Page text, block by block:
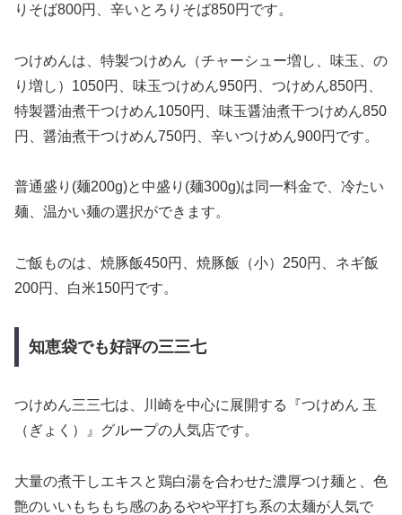
りそば800円、辛いとろりそば850円です。
つけめんは、特製つけめん（チャーシュー増し、味玉、の
り増し）1050円、味玉つけめん950円、つけめん850円、
特製醤油煮干つけめん1050円、味玉醤油煮干つけめん850
円、醤油煮干つけめん750円、辛いつけめん900円です。
普通盛り(麺200g)と中盛り(麺300g)は同一料金で、冷たい
麺、温かい麺の選択ができます。
ご飯ものは、焼豚飯450円、焼豚飯（小）250円、ネギ飯
200円、白米150円です。
知恵袋でも好評の三三七
つけめん三三七は、川崎を中心に展開する『つけめん 玉
（ぎょく）』グループの人気店です。
大量の煮干しエキスと鶏白湯を合わせた濃厚つけ麺と、色
艶のいいもちもち感のあるやや平打ち系の太麺が人気で